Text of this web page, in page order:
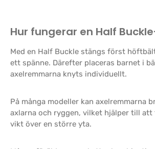
Hur fungerar en Half
Med en Half Buckle stängs först
ett spänne. Därefter placeras barnet i
axelremmarna knyts individuellt.
På många modeller kan axelremmarna
axlarna och ryggen, vilket hjälper till att
vikt över en större yta.